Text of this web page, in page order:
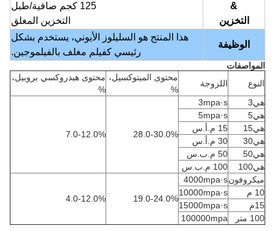
&
التخزين
125 كجم صافية/طبل
التخزين المغلق
الوظيفة
هذا المنتج هو السليلوز الأيوني، يستخدم بشكل
رئيسي كفيلم مغلف بالفيلموجين.
المواصفات
النوع
اللزوجة
محتوى الميتوكسيل،
%
محتوى هيدروكسي بروبيل،
%
هي3
3mpa·s
28.0-30.0%
7.0-12.0%
هي5
5mpa·s
هي15
15 م.أ.س
هي30
30 م.أ.س
هي50
50 م.ب.س
هي100
100 م.ب.س
ميكروفون4000mpa·s
19.0-24.0%
4.0-12.0%
10 م
10000mpa·s
15م
15000mpa·s
100 متر
100000mpa